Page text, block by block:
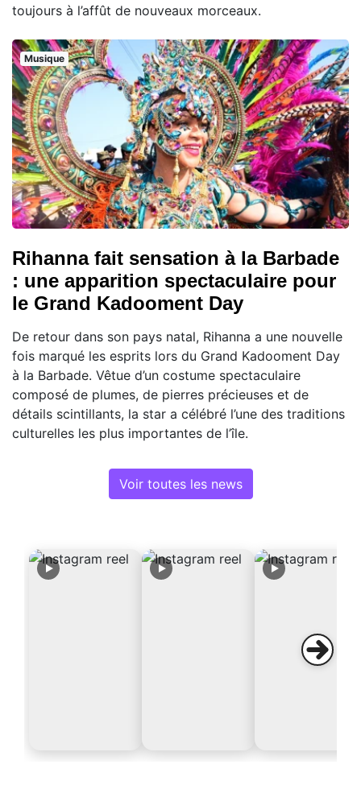
toujours à l’affût de nouveaux morceaux.
Musique
Rihanna fait sensation à la Barbade
: une apparition spectaculaire pour
le Grand Kadooment Day
De retour dans son pays natal, Rihanna a une nouvelle
fois marqué les esprits lors du Grand Kadooment Day
à la Barbade. Vêtue d’un costume spectaculaire
composé de plumes, de pierres précieuses et de
détails scintillants, la star a célébré l’une des traditions
culturelles les plus importantes de l’île.
Voir toutes les news